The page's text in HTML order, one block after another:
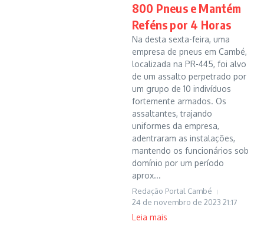
800 Pneus e Mantém
Reféns por 4 Horas
Na desta sexta-feira, uma
empresa de pneus em Cambé,
localizada na PR-445, foi alvo
de um assalto perpetrado por
um grupo de 10 indivíduos
fortemente armados. Os
assaltantes, trajando
uniformes da empresa,
adentraram as instalações,
mantendo os funcionários sob
domínio por um período
aprox...
Redação Portal Cambé
24 de novembro de 2023 21:17
Leia mais